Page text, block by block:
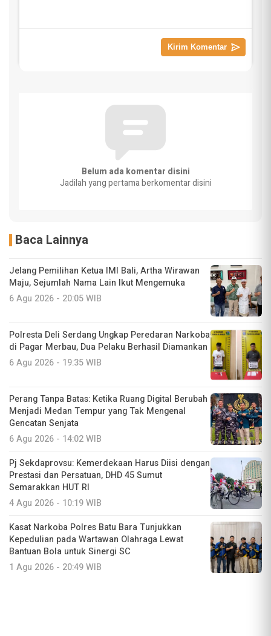
Belum ada komentar disini
Jadilah yang pertama berkomentar disini
Baca Lainnya
Jelang Pemilihan Ketua IMI Bali, Artha Wirawan
Maju, Sejumlah Nama Lain Ikut Mengemuka
6 Agu 2026 - 20:05 WIB
Polresta Deli Serdang Ungkap Peredaran Narkoba
di Pagar Merbau, Dua Pelaku Berhasil Diamankan
6 Agu 2026 - 19:35 WIB
Perang Tanpa Batas: Ketika Ruang Digital Berubah
Menjadi Medan Tempur yang Tak Mengenal
Gencatan Senjata
6 Agu 2026 - 14:02 WIB
Pj Sekdaprovsu: Kemerdekaan Harus Diisi dengan
Prestasi dan Persatuan, DHD 45 Sumut
Semarakkan HUT RI
4 Agu 2026 - 10:19 WIB
Kasat Narkoba Polres Batu Bara Tunjukkan
Kepedulian pada Wartawan Olahraga Lewat
Bantuan Bola untuk Sinergi SC
1 Agu 2026 - 20:49 WIB